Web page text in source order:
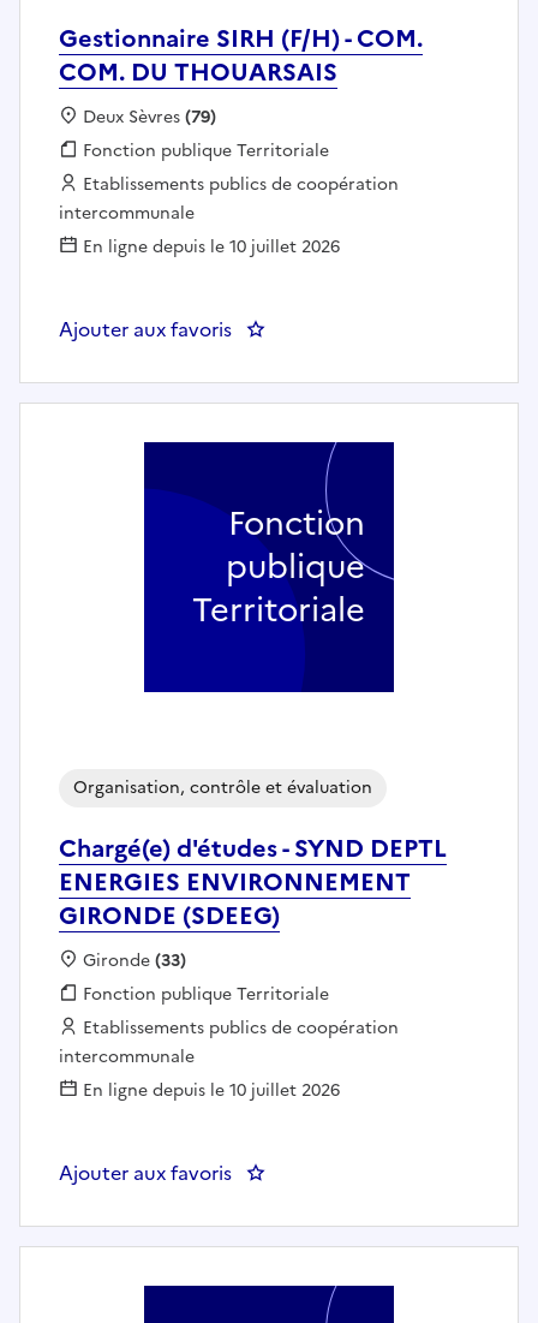
Gestionnaire SIRH (F/H) - COM.
COM. DU THOUARSAIS
Localisation :
Deux Sèvres(79)
Fonction publique :
Fonction publique Territoriale
Employeur :
Etablissements publics de coopération
intercommunale
En ligne depuis le 10 juillet 2026
Ajouter aux favoris : Gestionnaire SIRH (F/H) -
Chargé(e) d'études - SYND DEPTL
ENERGIES ENVIRONNEMENT
GIRONDE (SDEEG)
Organisation, contrôle et évaluation
Localisation :
Gironde(33)
Fonction publique :
Fonction publique Territoriale
Employeur :
Etablissements publics de coopération
intercommunale
En ligne depuis le 10 juillet 2026
Ajouter aux favoris : Chargé(e) d'études - SYND
Fonction
publique
Territoriale